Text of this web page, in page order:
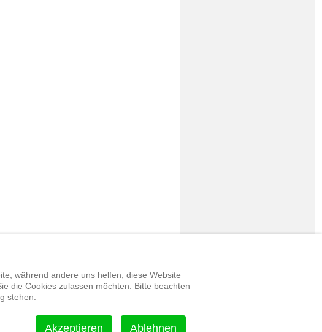
während andere uns helfen, diese Website
die Cookies zulassen möchten. Bitte beachten
stehen.
Akzeptieren Ablehnen